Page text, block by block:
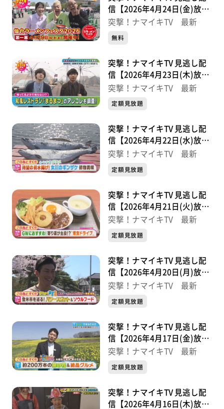
信【2026年4月24日(金)放送
分】
突撃！ナマイキTV 最新
無料
突撃！ナマイキTV 見逃し配
信【2026年4月23日(木)放送
分】
突撃！ナマイキTV 最新
定額見放題
突撃！ナマイキTV 見逃し配
信【2026年4月22日(水)放送
分】
突撃！ナマイキTV 最新
定額見放題
突撃！ナマイキTV 見逃し配
信【2026年4月21日(火)放送
分】
突撃！ナマイキTV 最新
定額見放題
突撃！ナマイキTV 見逃し配
信【2026年4月20日(月)放送
分】
突撃！ナマイキTV 最新
定額見放題
突撃！ナマイキTV 見逃し配
信【2026年4月17日(金)放送
分】
突撃！ナマイキTV 最新
定額見放題
突撃！ナマイキTV 見逃し配
信【2026年4月16日(木)放送